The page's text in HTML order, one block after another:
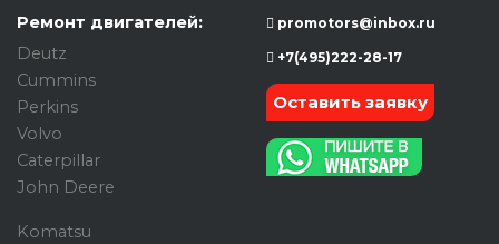
Ремонт двигателей:
Deutz
Cummins
Perkins
Volvo
Caterpillar
John Deere
Komatsu
promotors@inbox.ru
+7(495)222-28-17
Оставить заявку